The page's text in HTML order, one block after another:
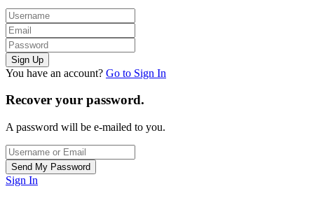
You have an account? Go to Sign In
Recover your password.
A password will be e-mailed to you.
Sign In